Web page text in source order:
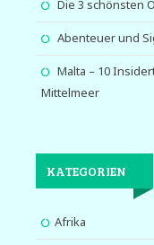
Die 3 schönsten
Abenteuer und
Malta – 10
Mittelmeer
KATEGORIEN
Afrika